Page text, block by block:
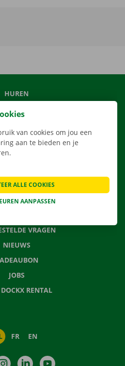
HUREN
AANBOD
LOCATIES
APP
VRAGEN
NIEUWS
JOBS
RENTAL
FR EN
InstagramLinkedIn
van cookies om jou een
aan te bieden en je
AANPASSEN
ALLE COOKIES